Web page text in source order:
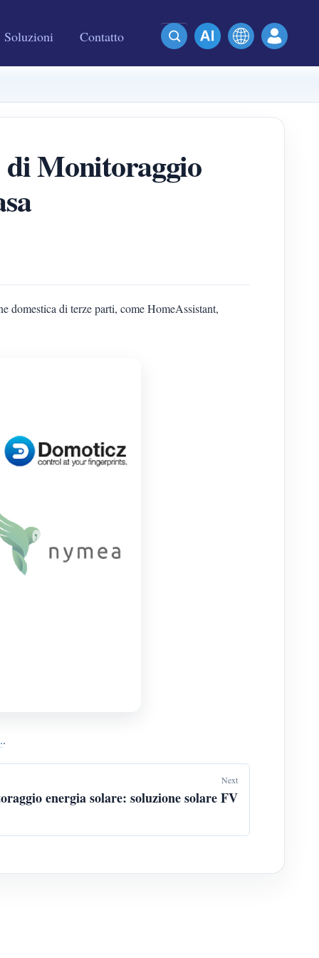
Soluzioni Contatto
di Monitoraggio
domestica di terze parti, come HomeAssistant,
.
Next
energia solare: soluzione solare FV